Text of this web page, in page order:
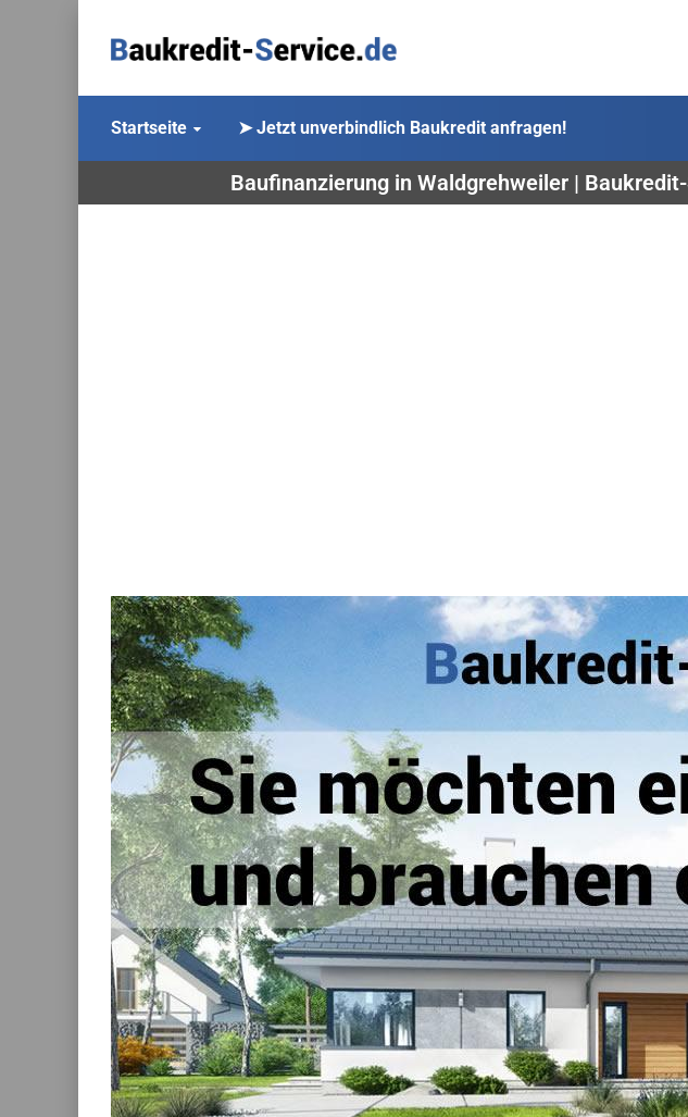
Startseite ➤ Jetzt unverbindlich Baukredit anfragen!
Baufinanzierung in Waldgrehweiler |